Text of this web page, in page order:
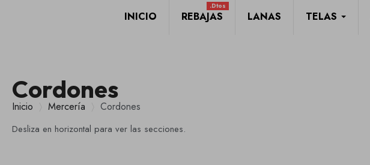
INICIO REBAJAS
.dtos
LANAS TELAS
Cordones
Inicio Mercería Cordones
Desliza en horizontal para ver las secciones.